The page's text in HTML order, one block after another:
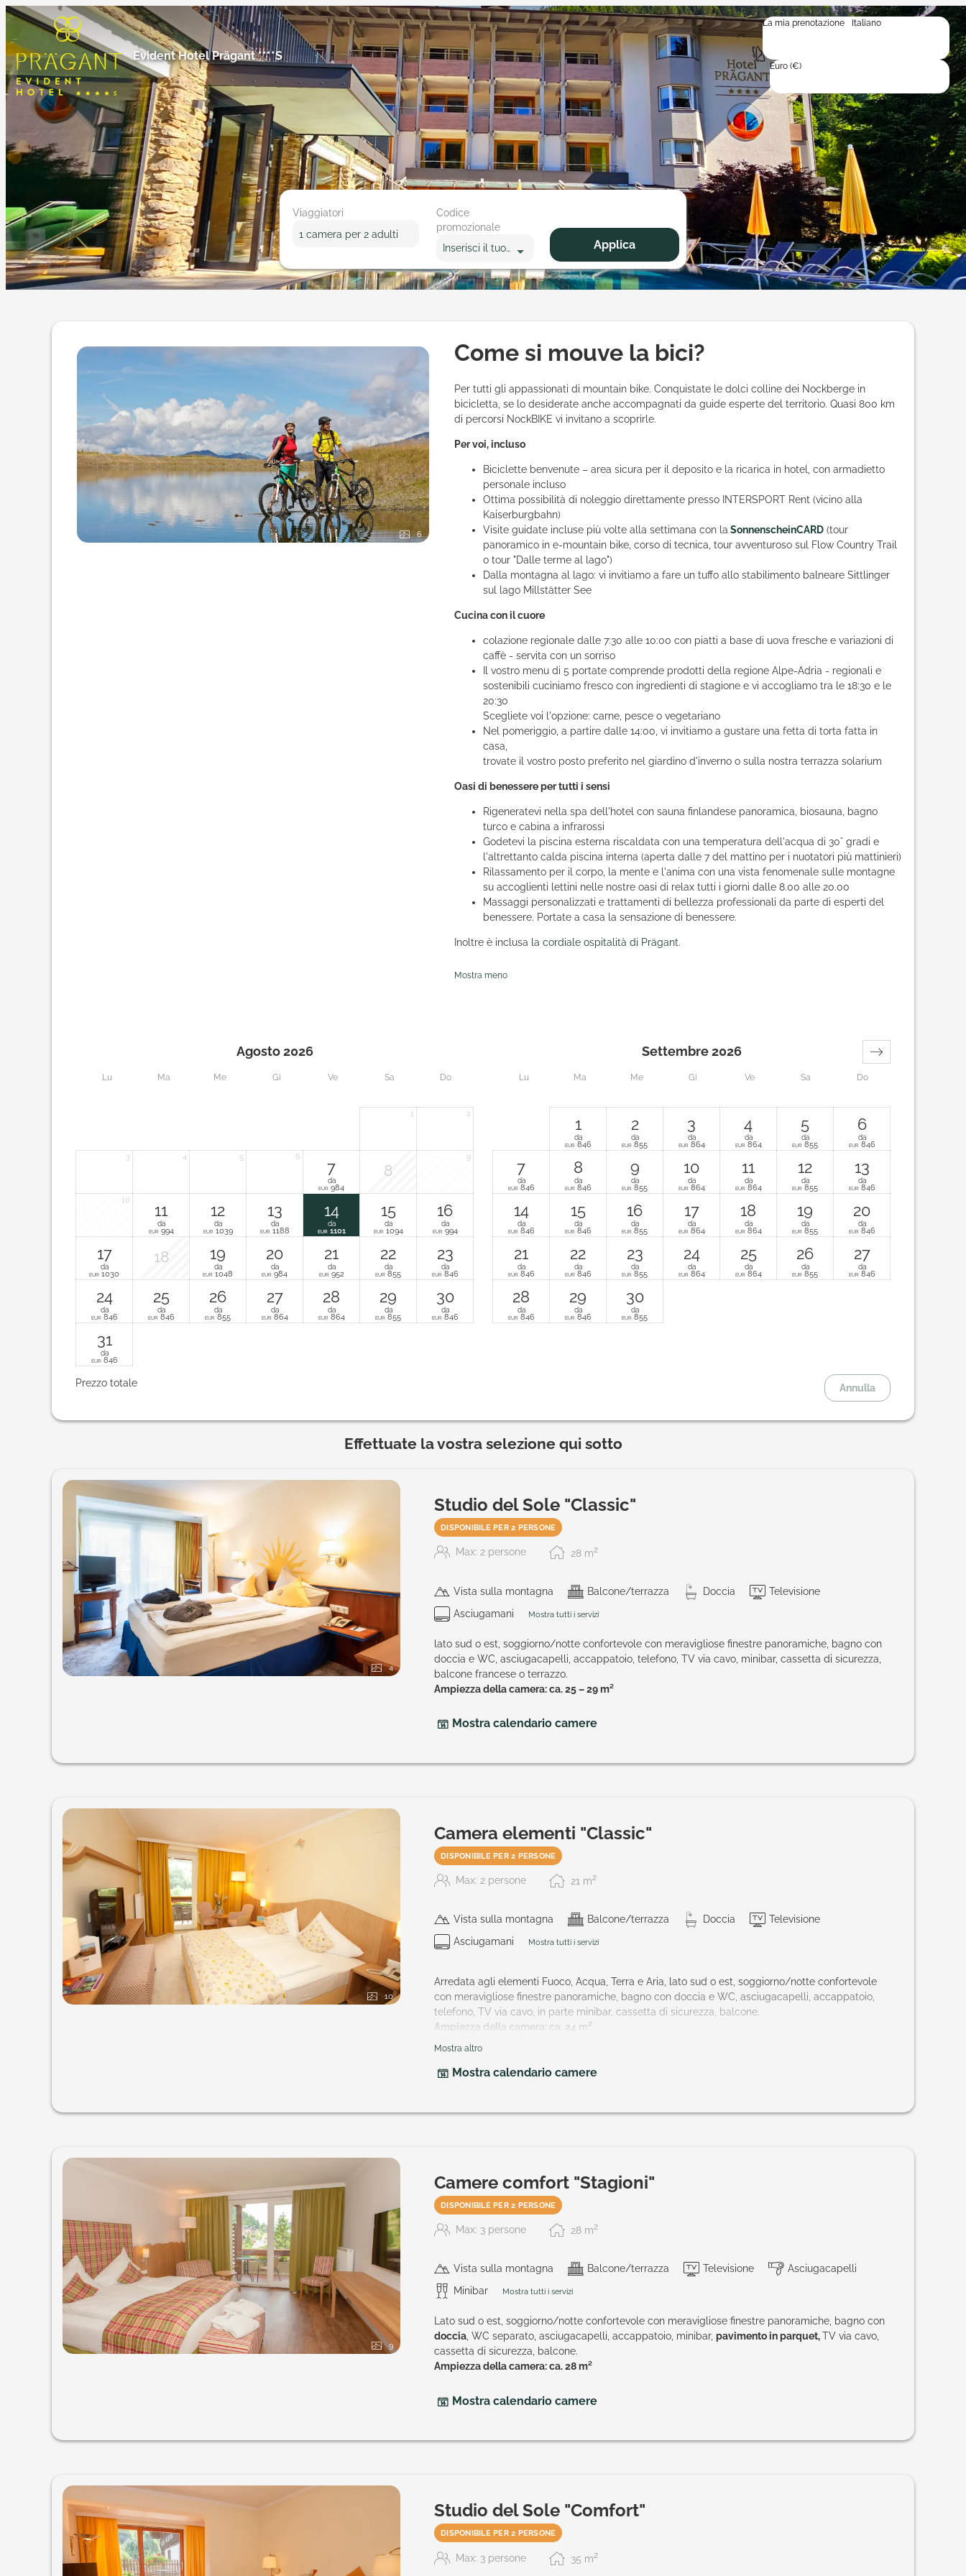
Evident Hotel Prägant ****S
Viaggiatori
1 camera per 2 adulti
Codice
promozionale
Inserisci il tuo codice
Applica
La mia prenotazione
Italiano
Euro (€)
Dettagli dell'offerta di Come si mouve la bici?
6
Come si mouve la bici?
Per tutti gli appassionati di mountain bike. Conquistate le dolci colline dei Nockberge in
bicicletta, se lo desiderate anche accompagnati da guide esperte del territorio. Quasi 800 km
di percorsi NockBIKE vi invitano a scoprirle.
Per voi, incluso
Biciclette benvenute – area sicura per il deposito e la ricarica in hotel, con armadietto
personale incluso
Ottima possibilità di noleggio direttamente presso INTERSPORT Rent (vicino alla
Kaiserburgbahn)
Visite guidate incluse più volte alla settimana con la SonnenscheinCARD (tour
panoramico in e-mountain bike, corso di tecnica, tour avventuroso sul Flow Country Trail
o tour "Dalle terme al lago")
Dalla montagna al lago: vi invitiamo a fare un tuffo allo stabilimento balneare Sittlinger
sul lago Millstätter See
Cucina con il cuore
colazione regionale dalle 7:30 alle 10:00 con piatti a base di uova fresche e variazioni di
caffè - servita con un sorriso
Il vostro menu di 5 portate comprende prodotti della regione Alpe-Adria - regionali e
sostenibili cuciniamo fresco con ingredienti di stagione e vi accogliamo tra le 18:30 e le
20:30
Scegliete voi l'opzione: carne, pesce o vegetariano
Nel pomeriggio, a partire dalle 14:00, vi invitiamo a gustare una fetta di torta fatta in
casa,
trovate il vostro posto preferito nel giardino d'inverno o sulla nostra terrazza solarium
Oasi di benessere per tutti i sensi
Rigeneratevi nella spa dell'hotel con sauna finlandese panoramica, biosauna, bagno
turco e cabina a infrarossi
Godetevi la piscina esterna riscaldata con una temperatura dell'acqua di 30° gradi e
l'altrettanto calda piscina interna (aperta dalle 7 del mattino per i nuotatori più mattinieri)
Rilassamento per il corpo, la mente e l'anima con una vista fenomenale sulle montagne
su accoglienti lettini nelle nostre oasi di relax tutti i giorni dalle 8.00 alle 20.00
Massaggi personalizzati e trattamenti di bellezza professionali da parte di esperti del
benessere. Portate a casa la sensazione di benessere.
Inoltre è inclusa la cordiale ospitalità di Prägant.
Mostra meno
Lu Ma Me Gi Ve Sa Do Lu Ma Me Gi Ve Sa Do
Agosto 2026
1 2
3 4 5 6
7
da
EUR 984
8
9
10
11
da
EUR 994
12
da
EUR 1039
13
da
EUR 1188
14
da
EUR 1101
15
da
EUR 1094
16
da
EUR 994
17
da
EUR 1030
18 19
da
EUR 1048
20
da
EUR 984
21
da
EUR 952
22
da
EUR 855
23
da
EUR 846
24
da
EUR 846
25
da
EUR 846
26
da
EUR 855
27
da
EUR 864
28
da
EUR 864
29
da
EUR 855
30
da
EUR 846
31
da
EUR 846
Settembre 2026
1
da
EUR 846
2
da
EUR 855
3
da
EUR 864
4
da
EUR 864
5
da
EUR 855
6
da
EUR 846
7
da
EUR 846
8
da
EUR 846
9
da
EUR 855
10
da
EUR 864
11
da
EUR 864
12
da
EUR 855
13
da
EUR 846
14
da
EUR 846
15
da
EUR 846
16
da
EUR 855
17
da
EUR 864
18
da
EUR 864
19
da
EUR 855
20
da
EUR 846
21
da
EUR 846
22
da
EUR 846
23
da
EUR 855
24
da
EUR 864
25
da
EUR 864
26
da
EUR 855
27
da
EUR 846
28
da
EUR 846
29
da
EUR 846
30
da
EUR 855
Prezzo totale Annulla
Effettuate la vostra selezione qui sotto
4
Studio del Sole "Classic"
DISPONIBILE PER 2 PERSONE
Max: 2 persone 28 m2
Vista sulla montagna Balcone/terrazza Doccia
Televisione
Asciugamani
Mostra tutti i servizi
lato sud o est, soggiorno/notte confortevole con meravigliose finestre panoramiche, bagno con
doccia e WC, asciugacapelli, accappatoio, telefono, TV via cavo, minibar, cassetta di sicurezza,
balcone francese o terrazzo.
Ampiezza della camera: ca. 25 – 29 m²
Mostra calendario camere
10
Camera elementi "Classic"
DISPONIBILE PER 2 PERSONE
Max: 2 persone 21 m2
Vista sulla montagna Balcone/terrazza Doccia
Televisione
Asciugamani
Mostra tutti i servizi
Arredata agli elementi Fuoco, Acqua, Terra e Aria, lato sud o est, soggiorno/notte confortevole
con meravigliose finestre panoramiche, bagno con doccia e WC, asciugacapelli, accappatoio,
telefono, TV via cavo, in parte minibar, cassetta di sicurezza, balcone.
Ampiezza della camera: ca. 24 m²
Vogliono un
Mostra altro
Mostra calendario camere
9
Camere comfort "Stagioni"
DISPONIBILE PER 2 PERSONE
Max: 3 persone 28 m2
Vista sulla montagna Balcone/terrazza Televisione
Asciugacapelli
Minibar
Mostra tutti i servizi
Lato sud o est, soggiorno/notte confortevole con meravigliose finestre panoramiche, bagno con
doccia, WC separato, asciugacapelli, accappatoio, minibar, pavimento in parquet,TV via cavo,
cassetta di sicurezza, balcone.
Ampiezza della camera: ca. 28 m²
Mostra calendario camere
Studio del Sole "Comfort"
DISPONIBILE PER 2 PERSONE
Max: 3 persone 35 m2